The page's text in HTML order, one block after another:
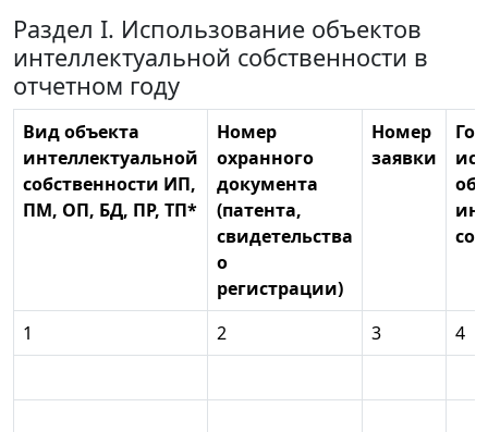
Раздел I. Использование объектов
интеллектуальной собственности в
отчетном году
Вид объекта
интеллектуальной
собственности ИП,
ПМ, ОП, БД, ПР, ТП*
Номер
охранного
документа
(патента,
свидетельства
о
регистрации)
Номер
заявки
1 2 3 4